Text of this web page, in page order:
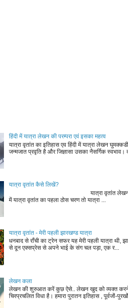
हिंदी में यात्रा लेखन की परम्परा एवं इसका महत्व
यात्रा वृतांत का इतिहास एव हिंदी में यात्रा लेखन
जन्मजात प्रवृति है और जिज्ञासा उसका नैसर्गिक स्वभाव।
यात्रा वृतांत कैसे लिखें?
यात्रा वृतांत लेखन के चरण
में यात्रा वृतांत का पहला ठोस चरण तो यात्रा ...
यात्रा वृतांत - मेरी पहली झारखण्ड यात्रा
धनबाद से राँची का ट्रेन सफर यह मेरी पहली यात्रा थी,
से दून एक्सप्रेस से अपने भाई के संग चल पड़ा, एक र...
लेखन कला
लेखन की शुरुआत करें कुछ ऐसे.. लेखन खुद को व्यक्त
चिरप्रचलित विधा है। हमारा पुरातन इतिहास , पूर्वजों-